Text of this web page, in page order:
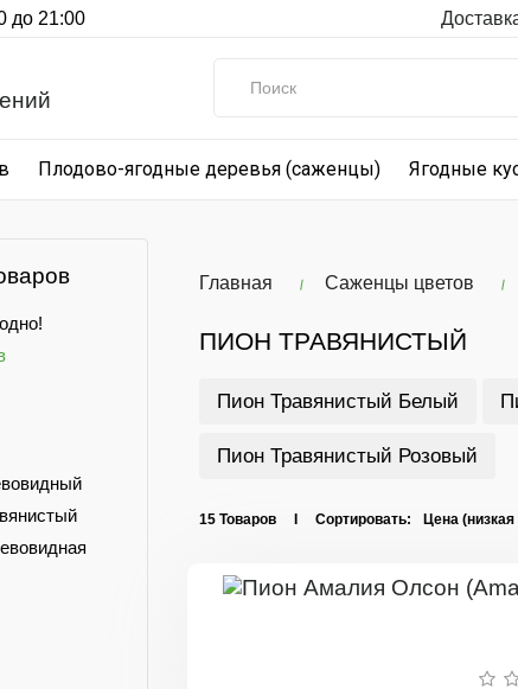
до 21:00
Плодово-ягодные деревья (саженцы) Ягодные
Главная Саженцы цветов
ПИОН ТРАВЯНИСТЫЙ
Пион Травянистый Белый
Пион Травянистый Розовый
15 Товаров I Сортировать: